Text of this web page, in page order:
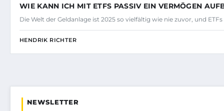
WIE KANN ICH MIT ETFS PASSIV EIN VERMÖGEN
Die Welt der Geldanlage ist 2025 so vielfältig wie nie zuvor, und
HENDRIK RICHTER
NEWSLETTER